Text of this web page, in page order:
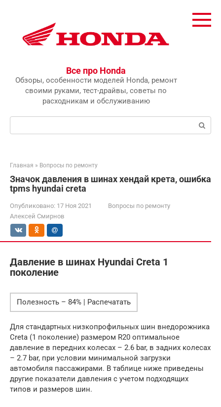
Все про Honda
Обзоры, особенности моделей Honda, ремонт
своими руками, тест-драйвы, советы по
расходникам и обслуживанию
Главная » Вопросы по ремонту
Значок давления в шинах хендай крета, ошибка
tpms hyundai creta
Опубликовано: 17 Ноя 2021
Вопросы по ремонту
Алексей Смирнов
Давление в шинах Hyundai Creta 1
поколение
Полезность – 84% | Распечатать
Для стандартных низкопрофильных шин внедорожника
Creta (1 поколение) размером R20 оптимальное
давление в передних колесах – 2.6 bar, в задних колесах
– 2.7 bar, при условии минимальной загрузки
автомобиля пассажирами. В таблице ниже приведены
другие показатели давления с учетом подходящих
типов и размеров шин.